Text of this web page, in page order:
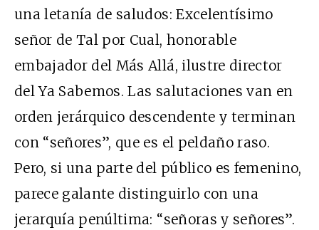
una letanía de saludos: Excelentísimo
señor de Tal por Cual, honorable
embajador del Más Allá, ilustre director
del Ya Sabemos. Las salutaciones van en
orden jerárquico descendente y terminan
con “señores”, que es el peldaño raso.
Pero, si una parte del público es femenino,
parece galante distinguirlo con una
jerarquía penúltima: “señoras y señores”.